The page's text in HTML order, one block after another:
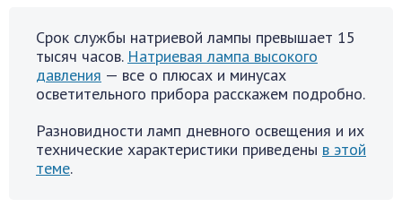
Срок службы натриевой лампы превышает 15
тысяч часов. Натриевая лампа высокого
давления — все о плюсах и минусах
осветительного прибора расскажем подробно.
Разновидности ламп дневного освещения и их
технические характеристики приведены в этой
теме.